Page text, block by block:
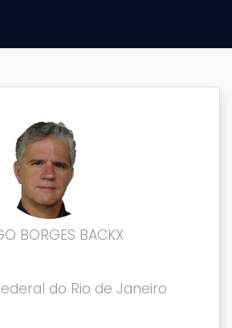
BORGES BACKX
do Rio de Janeiro